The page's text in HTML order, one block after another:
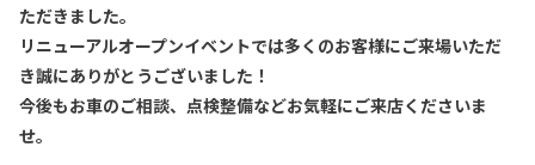
ただきました。
リニューアルオープンイベントでは多くのお客様にご来場いただ
き誠にありがとうございました！
今後もお車のご相談、点検整備などお気軽にご来店くださいま
せ。